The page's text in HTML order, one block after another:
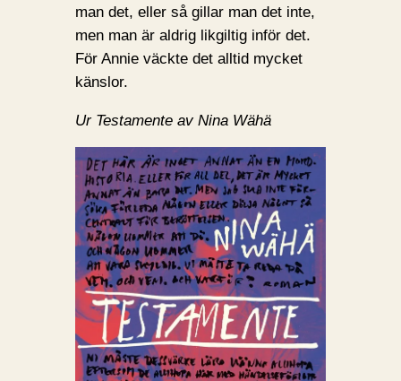
man det, eller så gillar man det inte,
men man är aldrig likgiltig inför det.
För Annie väckte det alltid mycket
känslor.
Ur Testamente av Nina Wähä